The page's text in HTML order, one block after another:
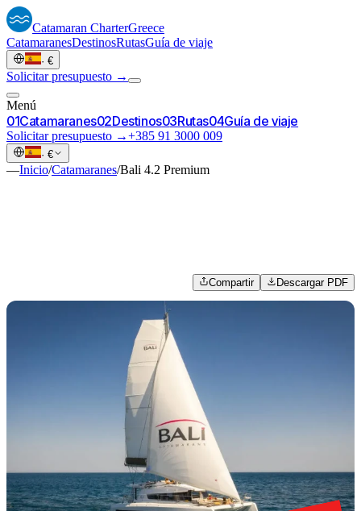
Catamaran CharterGreece
CatamaranesDestinosRutasGuía de viaje
· €
Solicitar presupuesto →
Menú
01Catamaranes02Destinos03Rutas04Guía de viaje
Solicitar presupuesto →+385 91 3000 009
· €
—Inicio/Catamaranes/Bali 4.2 Premium
Compartir Descargar PDF